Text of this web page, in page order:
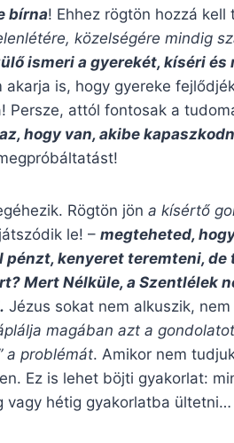
bírna! Ehhez rögtön hozzá kell
közelségére mindig
ismeri a gyerekét, kíséri és
akarja is, hogy gyereke
Persze, attól fontosak a
hogy van, akibe
Rögtön jön a kísértő
le! – megteheted,
kenyeret teremteni,
Mert Nélküle, a Szentlélek
Jézus sokat nem alkuszik,
magában azt a
a problémát. Amikor nem
Ez is lehet böjti gyakorlat:
vagy hétig gyakorlatba ültetni…